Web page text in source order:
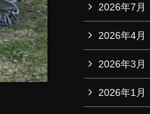
2026年7月
2026年4月
2026年3月
2026年1月